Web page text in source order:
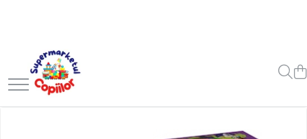
Casa, Gradina & Bricolaj
Decoratiuni